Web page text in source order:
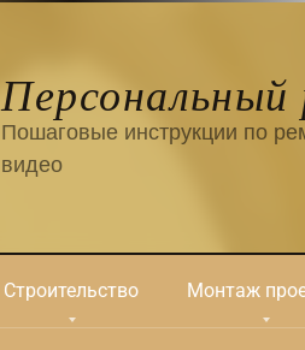
Пошаговые инструкции по
видео
Строительство Монтаж